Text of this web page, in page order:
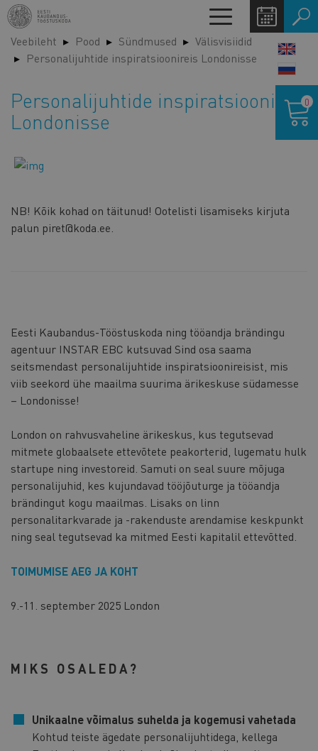
Liigu
edasi
põhisisu
juurde
Toggle
navigation
Veebileht Pood Sündmused
Välisvisiidid
Personalijuhtide inspiratsioonireis Londonisse
Personalijuhtide inspiratsioonireis
Londonisse
NB! Kõik kohad on täitunud! Ootelisti lisamiseks kirjuta
palun piret@koda.ee.
Eesti Kaubandus-Tööstuskoda ning tööandja brändingu
agentuur INSTAR EBC kutsuvad Sind osa saama
seitsmendast personalijuhtide inspiratsioonireisist, mis
viib seekord ühe maailma suurima ärikeskuse südamesse
– Londonisse!
London on rahvusvaheline ärikeskus, kus tegutsevad
mitmete globaalsete ettevõtete peakorterid, lugematu hulk
startupe ning investoreid. Samuti on seal suure mõjuga
personalijuhid, kes kujundavad tööjõuturge ja tööandja
brändingut kogu maailmas. Lisaks on linn
personalitarkvarade ja -rakenduste arendamise keskpunkt
ning seal tegutsevad ka mitmed Eesti kapitalil ettevõtted.
TOIMUMISE AEG JA KOHT
9.-11. september 2025 London
MIKS OSALEDA?
Unikaalne võimalus suhelda ja kogemusi vahetada
Kohtud teiste ägedate personalijuhtidega, kellega
0